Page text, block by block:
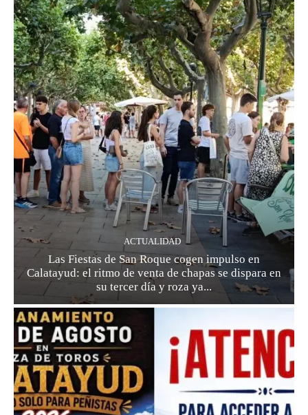
ACTUALIDAD
Las Fiestas de San Roque cogen impulso en
Calatayud: el ritmo de venta de chapas se dispara en
su tercer día y roza ya...